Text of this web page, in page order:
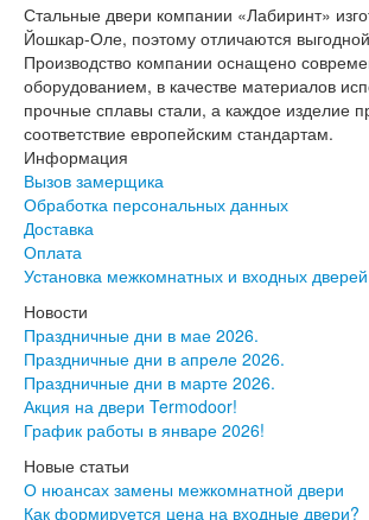
Двери АСД
Двери Ратибор
Двери Аргус
Тамбурные двери
Межкомнатные двери
Двери Альберо
Вест
Галерея
Империя
Лайн
Мегаполис
Мегаполис ГЛ
Неоклассика Про
Скин
Двери ВанМарк
Шпон текстурированный
Стальные двери компании «Лабиринт»
Йошкар-Оле, поэтому отличаются
Производство компании оснащено
оборудованием, в качестве материалов
прочные сплавы стали, а каждое изделие
соответствие европейским стандартам.
Информация
Вызов замерщика
Обработка персональных данных
Доставка
Оплата
Установка межкомнатных и входных дверей
Новости
Праздничные дни в мае 2026.
Праздничные дни в апреле 2026.
Праздничные дни в марте 2026.
Акция на двери Termodoor!
График работы в январе 2026!
Новые статьи
О нюансах замены межкомнатной двери
Как формируется цена на входные двери?